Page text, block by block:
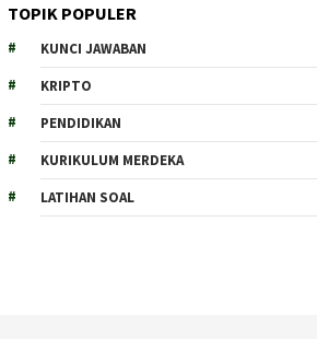
TOPIK POPULER
KUNCI JAWABAN
KRIPTO
PENDIDIKAN
KURIKULUM MERDEKA
LATIHAN SOAL